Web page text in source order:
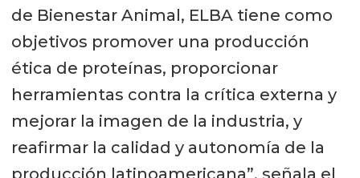
de Bienestar Animal, ELBA tiene como
objetivos promover una producción
ética de proteínas, proporcionar
herramientas contra la crítica externa y
mejorar la imagen de la industria, y
reafirmar la calidad y autonomía de la